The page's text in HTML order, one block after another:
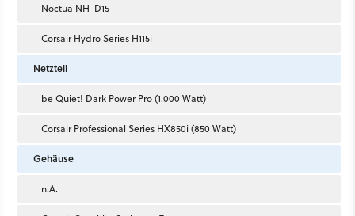
Noctua NH-D15
Corsair Hydro Series H115i
Netzteil
be Quiet! Dark Power Pro (1.000 Watt)
Corsair Professional Series HX850i (850 Watt)
Gehäuse
n.A.